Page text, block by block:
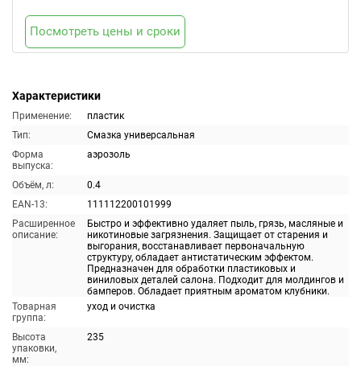
Характеристики
Применение:
пластик
Тип:
Смазка универсальная
Форма
выпуска:
аэрозоль
Объём, л:
0.4
EAN-13:
111112200101999
Расширенное
описание:
Быстро и эффективно удаляет пыль, грязь, масляные и
никотиновые загрязнения. Защищает от старения и
выгорания, восстанавливает первоначальную
структуру, обладает антистатическим эффектом.
Предназначен для обработки пластиковых и
виниловых деталей салона. Подходит для молдингов и
бамперов. Обладает приятным ароматом клубники.
Товарная
группа:
уход и очистка
Высота
упаковки,
мм:
235
Посмотреть цены и сроки